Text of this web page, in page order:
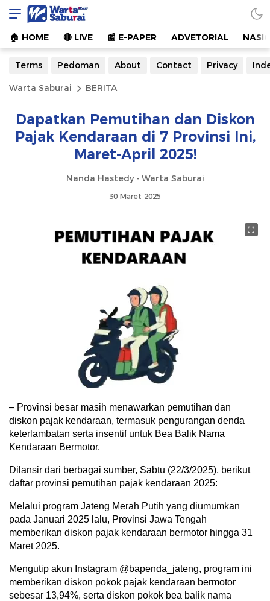
Warta Saburai
Sumber Informasi Terkini
🏠︎ HOME 🔴 LIVE 📰 E-PAPER ADVETORIAL
Terms Pedoman About Contact Privacy
Warta Saburai BERITA
Dapatkan Pemutihan dan Diskon
Pajak Kendaraan di 7 Provinsi Ini,
Maret-April 2025!
Nanda Hastedy - Warta Saburai
30 Maret 2025
– Provinsi besar masih menawarkan pemutihan dan
diskon pajak kendaraan, termasuk pengurangan denda
keterlambatan serta insentif untuk Bea Balik Nama
Kendaraan Bermotor.
Dilansir dari berbagai sumber, Sabtu (22/3/2025), berikut
daftar provinsi pemutihan pajak kendaraan 2025:
Melalui program Jateng Merah Putih yang diumumkan
pada Januari 2025 lalu, Provinsi Jawa Tengah
memberikan diskon pajak kendaraan bermotor hingga 31
Maret 2025.
Mengutip akun Instagram @bapenda_jateng, program ini
memberikan diskon pokok pajak kendaraan bermotor
sebesar 13,94%, serta diskon pokok bea balik nama